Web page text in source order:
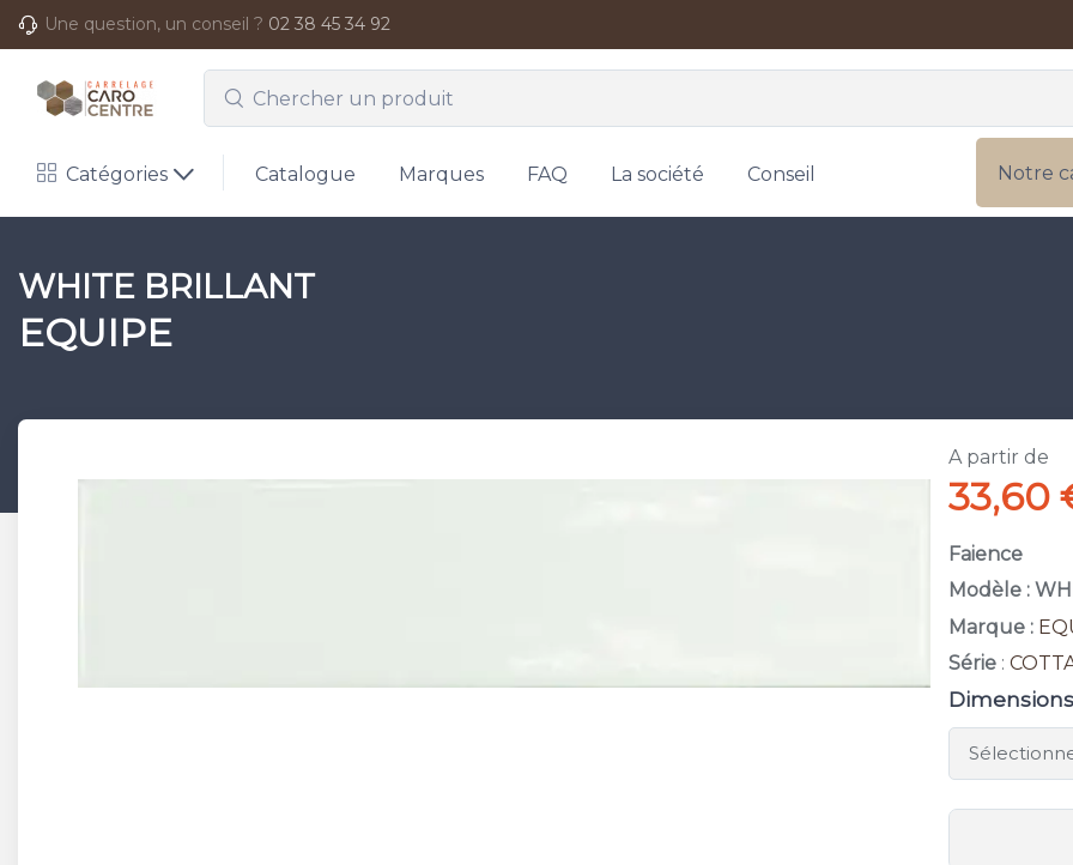
Une question, un conseil ? 02 38 45 34 92
Catégories Catalogue Marques FAQ La société Conseil Notre
WHITE BRILLANT
EQUIPE
A partir de
33,60
Faience
Modèle :
Marque :
Série :
Dimensions